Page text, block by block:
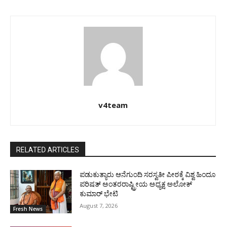
v4team
RELATED ARTICLES
Fresh News
ಪಡುಕುತ್ಯಾರು ಆನೆಗುಂದಿ ಸರಸ್ವತೀ ಪೀಠಕ್ಕೆ ವಿಶ್ವ ಹಿಂದೂ
ಪರಿಷತ್ ಅಂತರರಾಷ್ಟ್ರೀಯ ಅಧ್ಯಕ್ಷ ಅಲೋಕ್
ಕುಮಾರ್ ಭೇಟಿ
August 7, 2026